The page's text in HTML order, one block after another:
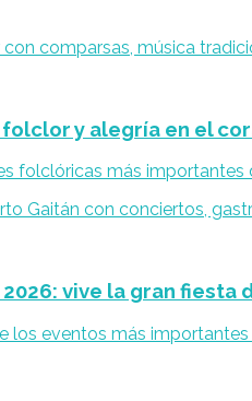
y alegría en el
folclóricas más
vive la gran
los eventos más